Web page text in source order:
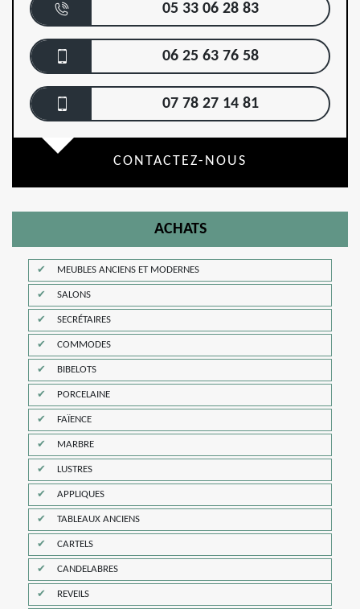
05 33 06 28 83
06 25 63 76 58
07 78 27 14 81
CONTACTEZ-NOUS
ACHATS
MEUBLES ANCIENS ET MODERNES
SALONS
SECRÉTAIRES
COMMODES
BIBELOTS
PORCELAINE
FAÏENCE
MARBRE
LUSTRES
APPLIQUES
TABLEAUX ANCIENS
CARTELS
CANDELABRES
REVEILS